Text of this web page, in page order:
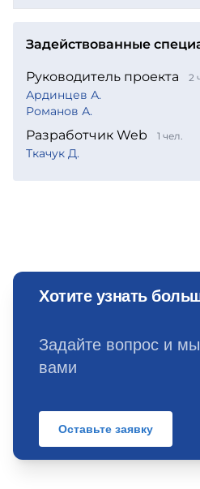
Задействованные
Руководитель проекта 2
Ардинцев А.
Романов А.
Разработчик Web 1 чел.
Ткачук Д.
Хотите узнать
Задайте вопрос и
вами
Оставьте заявку